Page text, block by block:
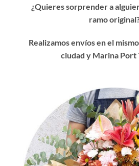
¿Quieres sorprender a
ramo
Realizamos envíos en el
ciudad y Marina Port